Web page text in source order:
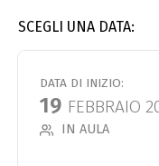
SCEGLI UNA DATA:
DATA DI INIZIO:
19 FEBBRAIO
IN AULA